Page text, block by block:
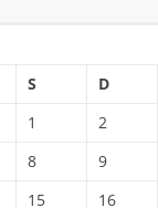
S
D
1
2
8
9
15
16